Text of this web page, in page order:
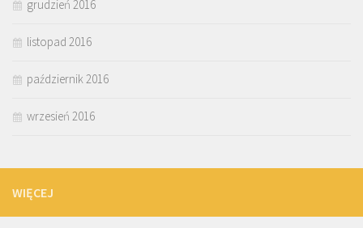
grudzień 2016
listopad 2016
październik 2016
wrzesień 2016
WIĘCEJ